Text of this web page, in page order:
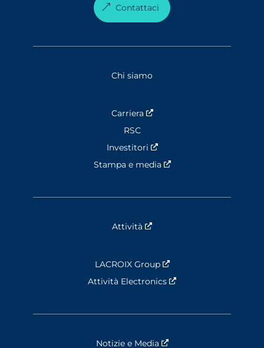
Contattaci
Chi siamo
Carriera
Nouvelle fenêtre
RSC
Investitori
Nouvelle fenêtre
Stampa e media
Nouvelle fenêtre
Attività
LACROIX Group
Nouvelle fenêtre
Attività Electronics
Notizie e Media Nouvelle fenêtre